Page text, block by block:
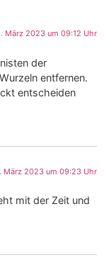
März 2023 um 09:12 Uhr
der
entfernen.
entscheiden
März 2023 um 09:23 Uhr
mit der Zeit und